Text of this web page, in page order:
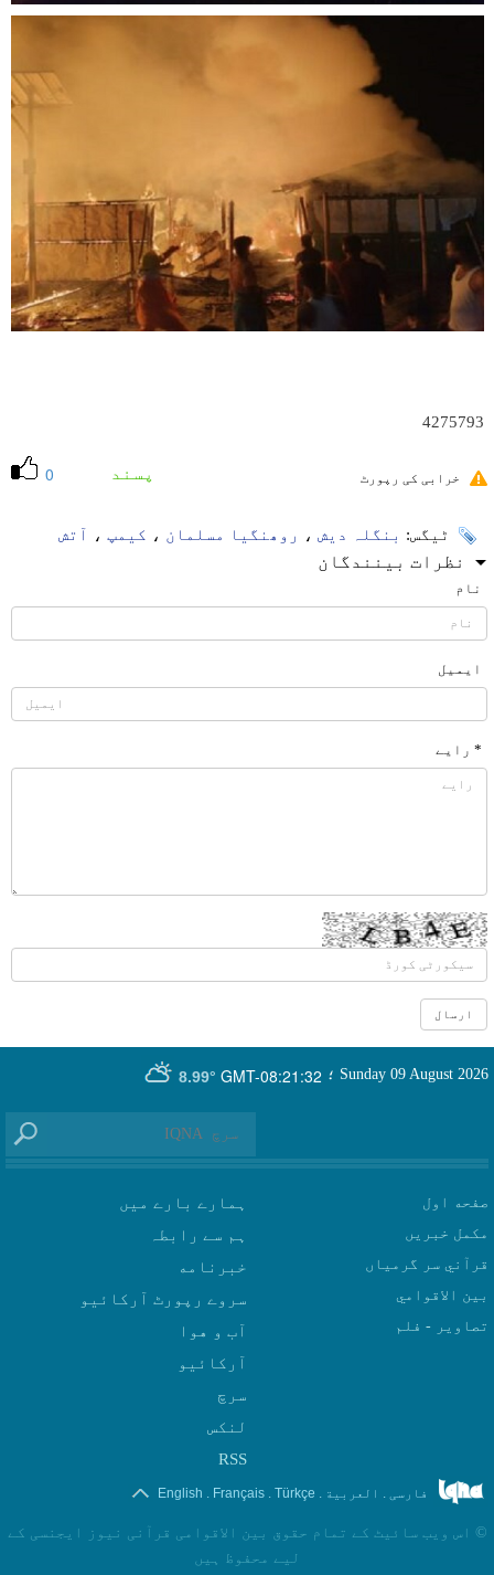
4275793
0 پسند خرابی کی رپورٹ
ٹیگس: بنگلہ دیش ، روھنگیا مسلمان ، کیمپ ، آتش
نظرات بینندگان
نام
ایمیل
* رایے
GMT-08:21:32
8.99° Sunday 09 August 2026 ؛
صفحه اول
مکمل خبریں
قرآني سر گرمياں
بين الاقوامي
تصاوير - فلم
ہمارے بارے میں
ہم سے رابطہ
سروے رپورٹ آرکائیو
آب و هوا
سرچ
لنکس
RSS
فارسی . العربیة .
Türkçe
.
Français
.
English
© اس ویب سائیٹ کے تمام حقوق بین الاقوامی قرآنی نیوز ایجنسی کے
لیے محفوظ ہیں